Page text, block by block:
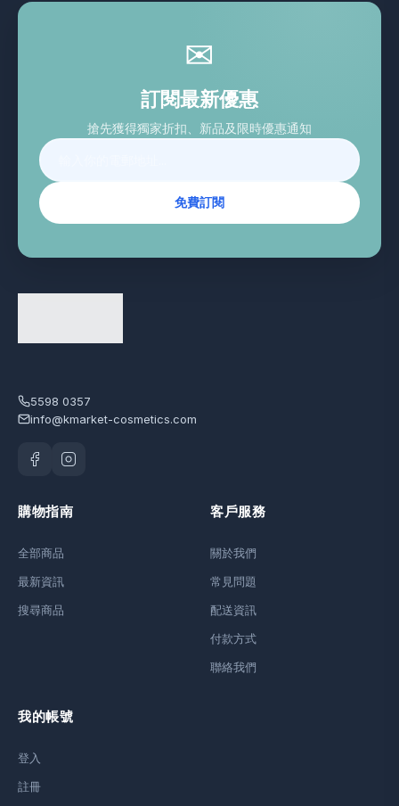
✉
訂閱最新優惠
搶先獲得獨家折扣、新品及限時優惠通知
免費訂閱
5598 0357
info@kmarket-cosmetics.com
購物指南
全部商品
最新資訊
搜尋商品
客戶服務
關於我們
常見問題
配送資訊
付款方式
聯絡我們
我的帳號
登入
註冊